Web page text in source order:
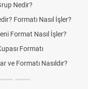
Nedir?
Formatı Nasıl İşler?
Format Nasıl İşler?
Formatı
ve Formatı Nasıldır?